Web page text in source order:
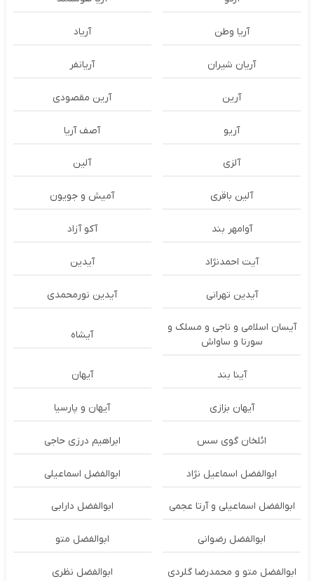
آریا وطن آریاد
آریان شیران آریانفر
آرین آرین مقصودی
آریو آصف آریا
آلزی آلین
آلین باقری آمیش و جویون
آوامهر بند آکو آزاد
آیت احمدنژاد آیدین
آیدین تهرانی آیدین نورمحمدی
آیسان اسلامی و ناجی و مسلک و
سورنا و ساواش
آیشاه
آینا بند آیهان
آیهان بزازی آیهان و پارسیا
ائلخان گوی سس ابراهیم درزی حاجی
ابوالفضل اسماعیل نژاد ابوالفضل اسماعیلی
ابوالفضل اسماعیلی و آرتا عجمی ابوالفضل دارابی
ابوالفضل رضوانی ابوالفضل متو
ابوالفضل متو و محمدرضا گلردی ابوالفضل نظری